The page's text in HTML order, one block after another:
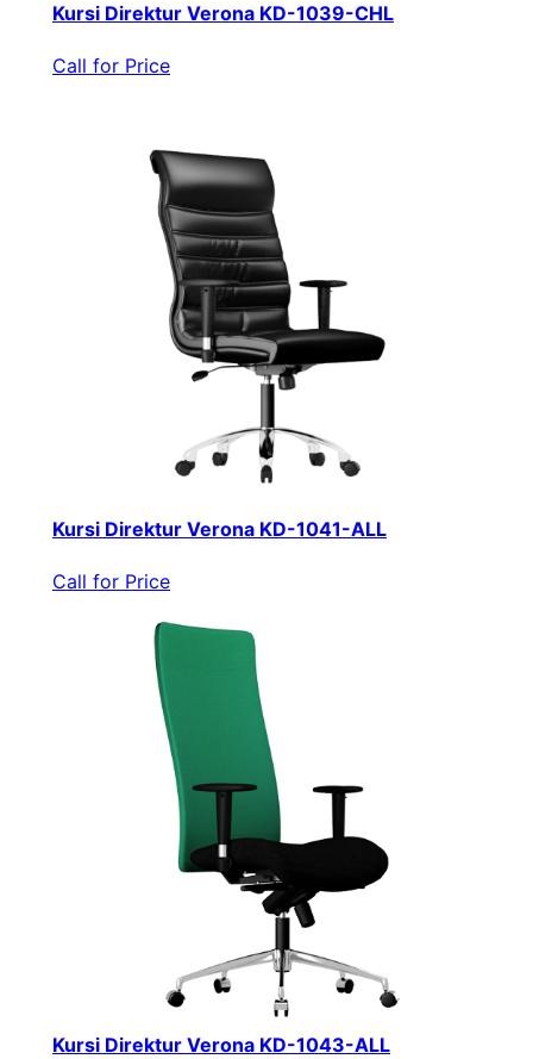
Kursi Direktur Verona KD-1039-CHL
Call for Price
Kursi Direktur Verona KD-1041-ALL
Call for Price
Kursi Direktur Verona KD-1043-ALL